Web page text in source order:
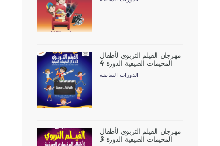
مهرجان الفيلم التربوي لأطفال
المخيمات الصيفية الدورة 4
الدورات السابقة
مهرجان الفيلم التربوي لأطفال
المخيمات الصيفية الدورة 3